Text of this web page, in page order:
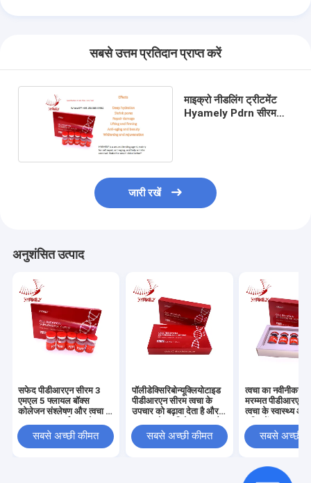
सबसे उत्तम प्रतिदान प्राप्त करें
माइक्रो नीडलिंग ट्रीटमेंट
Hyamely Pdrn सीरम
जारी रखें
अनुशंसित उत्पाद
सफेद पीडीआरएन सीरम 3
एमएल 5 फ्लायल बॉक्स
कोलेजन संश्लेषण और त्वचा के
पुनर्योजी त्वचा देखभाल
समाधान
सबसे अच्छी कीमत
पॉलीडेक्सिरिबोन्यूक्लियोटाइड
पीडीआरएन सीरम त्वचा के
उपचार को बढ़ावा देता है और
सबसे अच्छी कीमत
त्वचा का
मरम्मत पीडीआरएन
त्वचा के स्वास्थ्य और
सबसे अच्छी